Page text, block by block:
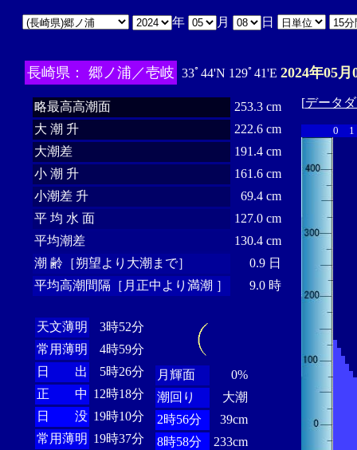
年 月 日
長崎県： 郷ノ浦／壱岐 33ﾟ44'N 129ﾟ41'E 2024年05月
略最高高潮面
253.3 cm
大 潮 升
222.6 cm
大潮差
191.4 cm
小 潮 升
161.6 cm
小潮差 升
69.4 cm
平 均 水 面
127.0 cm
平均潮差
130.4 cm
潮 齢［朔望より大潮まで］
0.9 日
平均高潮間隔［月正中より満潮 ］
9.0 時
天文薄明
3時52分
常用薄明
4時59分
日 出
5時26分
正 中 12時18分
日 没 19時10分
常用薄明 19時37分
月輝面
0%
潮回り
大潮
2時56分
39cm
8時58分
233cm
[データ
0 1